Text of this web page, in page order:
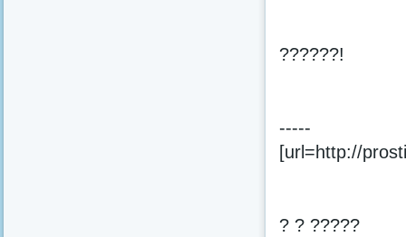
??????!
-----
[url=http://
? ? ?????